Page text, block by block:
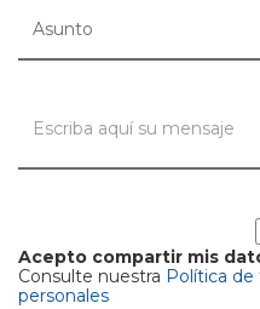
Acepto compartir mis
Consulte nuestra Política
personales